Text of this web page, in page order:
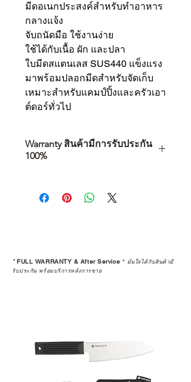
มีดอเนกประสงค์สำหรับทำอาหาร
กลางแจ้ง
จับถนัดมือ ใช้งานง่าย
ใช้ได้กับเนื้อ ผัก และปลา
ใบมีดสแตนเลส SUS440 แข็งแรง
มาพร้อมปลอกมีดสำหรับจัดเก็บ
เหมาะสำหรับแคมป์ปิ้งและครัวเอา
ต์ดอร์ทั่วไป
Warranty สินค้ามีการรับประกัน
100%
คุณตัดสินใจซื้อ แต่รวมไปถึง
“ประสบการณ์หลังการใช้งาน” ใน
STUDIO และร้านตัวแทนจำหน่ายที่
ได้รับการแต่งตั้งอย่างเป็นทางการ จะ
อนาคต
ก่อนตัดสินใจซื้อสินค้า เราอยาก
*FULL WARRANTY & After Service * มั่นใจได้กับสินค้ามี
รับประกัน พร้อมบริการหลังการขาย